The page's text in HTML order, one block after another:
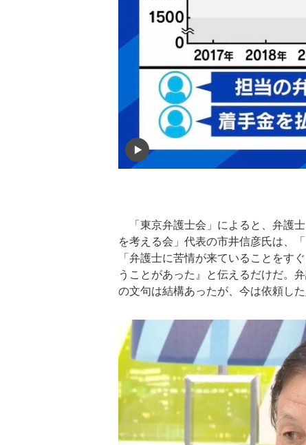
「東京弁護士会」によると、弁護
を考える会」代表の市井信彦氏は、
「弁護士に苦情が来ていることをす
うことがあった』と伝えるだけだ。
の文句は結構あったが、今は依頼し